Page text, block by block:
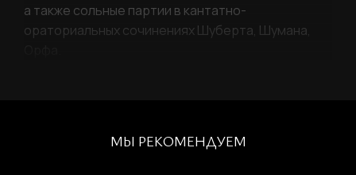
а также сольные партии в кантатно-
ораториальных сочинениях Шуберта, Шумана,
МЫ РЕКОМЕНДУЕМ